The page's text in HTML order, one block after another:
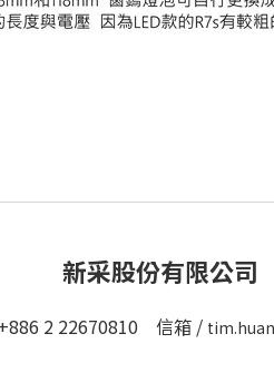
新采股份有限公司
2 22670810 信箱 /